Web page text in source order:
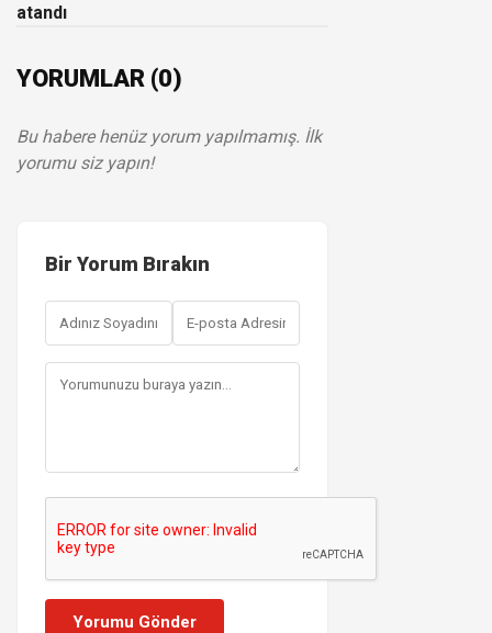
atandı
YORUMLAR (0)
Bu habere henüz yorum yapılmamış. İlk
yorumu siz yapın!
Bir Yorum Bırakın
Yorumu Gönder